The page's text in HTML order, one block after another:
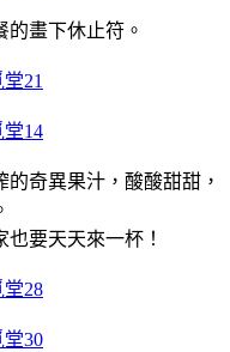
的畫下休止符。
奇異果汁，酸酸甜甜，
要天天來一杯！